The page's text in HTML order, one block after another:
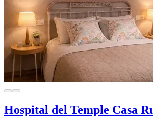
Hospital del Temple Casa